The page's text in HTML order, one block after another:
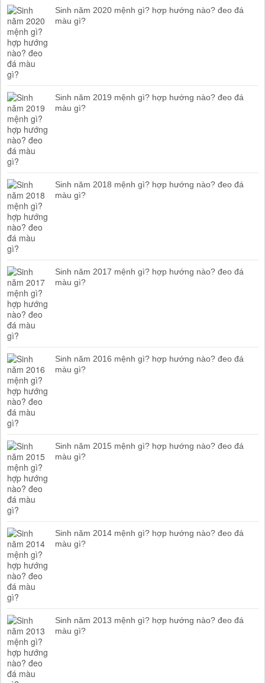
Sinh năm 2020 mệnh gì? hợp hướng nào? đeo đá
màu gì?
Sinh năm 2019 mệnh gì? hợp hướng nào? đeo đá
màu gì?
Sinh năm 2018 mệnh gì? hợp hướng nào? đeo đá
màu gì?
Sinh năm 2017 mệnh gì? hợp hướng nào? đeo đá
màu gì?
Sinh năm 2016 mệnh gì? hợp hướng nào? đeo đá
màu gì?
Sinh năm 2015 mệnh gì? hợp hướng nào? đeo đá
màu gì?
Sinh năm 2014 mệnh gì? hợp hướng nào? đeo đá
màu gì?
Sinh năm 2013 mệnh gì? hợp hướng nào? đeo đá
màu gì?